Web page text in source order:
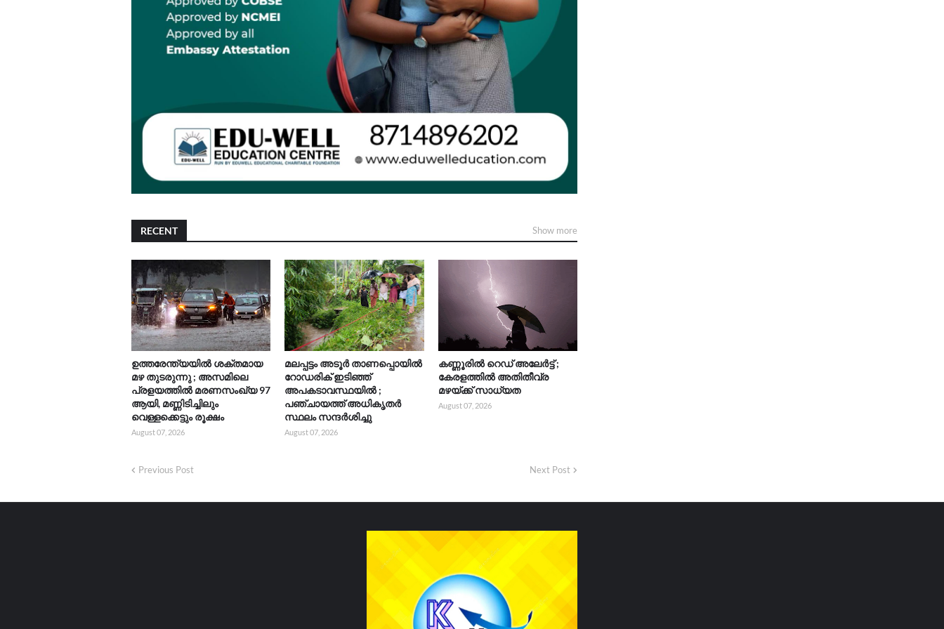
RECENT Show more
ഉത്തരേന്ത്യയിൽ ശക്തമായ
മഴ തുടരുന്നു ; അസമിലെ
പ്രളയത്തിൽ മരണസംഖ്യ 97
ആയി, മണ്ണിടിച്ചിലും
വെള്ളക്കെട്ടും രൂക്ഷം
August 07, 2026
മലപ്പട്ടം അടൂർ താണപ്പൊയിൽ
റോഡരിക് ഇടിഞ്ഞ്
അപകടാവസ്ഥയിൽ ;
പഞ്ചായത്ത്‌ അധികൃതർ
സ്ഥലം സന്ദർശിച്ചു
August 07, 2026
കണ്ണൂരിൽ റെഡ് അലേർട്ട് ;
കേരളത്തിൽ അതിതീവ്ര
മഴയ്ക്ക് സാധ്യത
August 07, 2026
Previous Post Next Post